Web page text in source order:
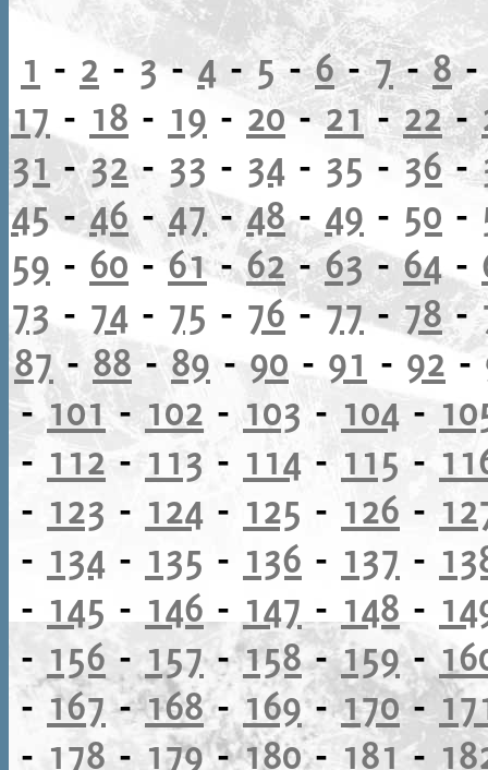
1 - 2 -3- 4 -5-6-7-8
17 - 18 - 19 - 20-21-22-
31 -32- 33 - 34 - 35 -36-
45-46-47-48- 49 - 50 -
59 - 60- 61-62-63-64-
73 - 74 - 75 - 76-77-78-
87 -88-89 - 90 - 91 - 92-
-101- 102 - 103 - 104 -
- 112 - 113 - 114 - 115 -
- 123 - 124 - 125 - 126 -
- 134 - 135 - 136 - 137 -
- 145 - 146 - 147 - 148 -
- 156 - 157-158-159-
- 167-168-169-170-
- 178 - 179-180- 181-